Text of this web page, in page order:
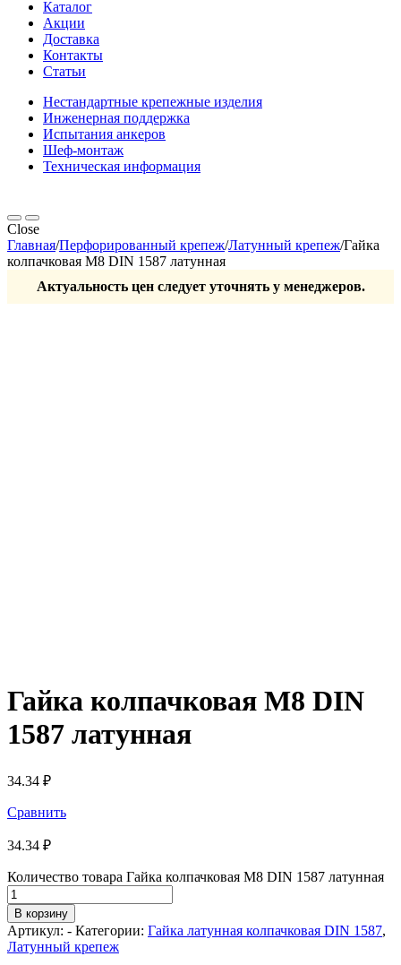
Каталог
Акции
Доставка
Контакты
Статьи
Нестандартные крепежные изделия
Инженерная поддержка
Испытания анкеров
Шеф-монтаж
Техническая информация
Close
Главная/Перфорированный крепеж/Латунный крепеж/Гайка
колпачковая М8 DIN 1587 латунная
Актуальность цен следует уточнять у менеджеров.
Гайка колпачковая М8 DIN
1587 латунная
34.34 ₽
Сравнить
34.34 ₽
Количество товара Гайка колпачковая М8 DIN 1587 латунная
В корзину
Артикул: - Категории: Гайка латунная колпачковая DIN 1587,
Латунный крепеж